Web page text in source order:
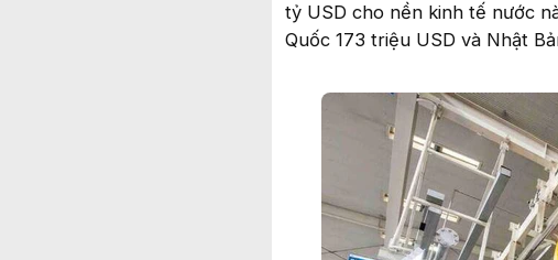
tỷ USD cho nền kinh tế nước
Quốc 173 triệu USD và Nhật